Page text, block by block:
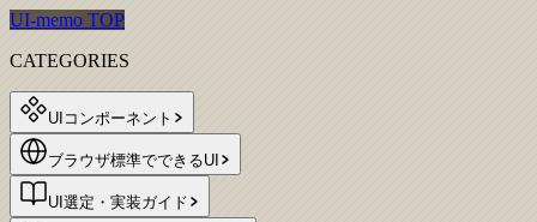
UI-memo TOP
CATEGORIES
UIコンポーネント
ブラウザ標準でできるUI
UI選定・実装ガイド